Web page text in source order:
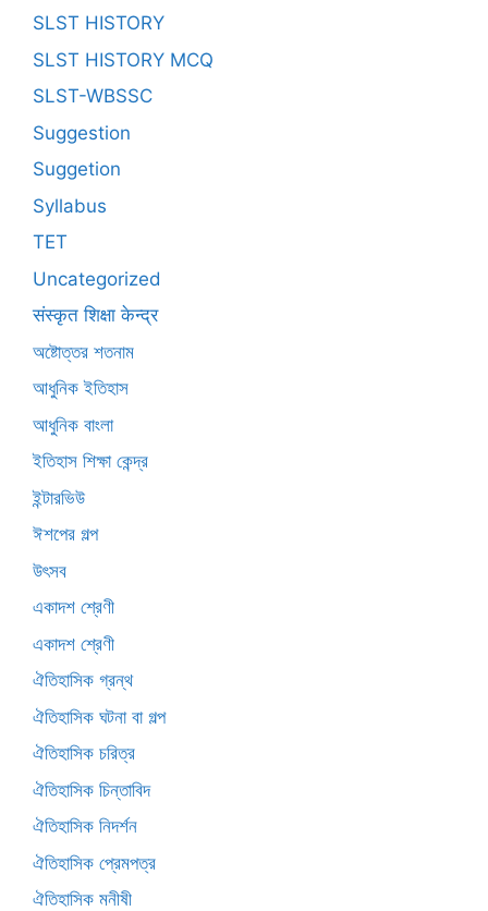
SLST HISTORY
SLST HISTORY MCQ
SLST-WBSSC
Suggestion
Suggetion
Syllabus
TET
Uncategorized
संस्कृत शिक्षा केन्द्र
অষ্টোত্তর শতনাম
আধুনিক ইতিহাস
আধুনিক বাংলা
ইতিহাস শিক্ষা কেন্দ্র
ইন্টারভিউ
ঈশপের গল্প
উৎসব
একাদশ শ্রেণী
একাদশ শ্রেণী
ঐতিহাসিক গ্রন্থ
ঐতিহাসিক ঘটনা বা গল্প
ঐতিহাসিক চরিত্র
ঐতিহাসিক চিন্তাবিদ
ঐতিহাসিক নিদর্শন
ঐতিহাসিক প্রেমপত্র
ঐতিহাসিক মনীষী